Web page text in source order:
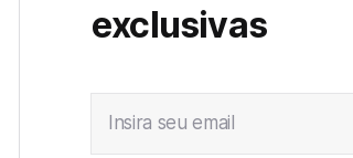
exclusivas
Insira seu email